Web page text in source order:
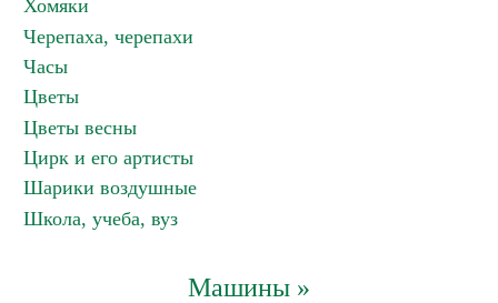
Хомяки
Черепаха, черепахи
Часы
Цветы
Цветы весны
Цирк и его артисты
Шарики воздушные
Школа, учеба, вуз
Машины »